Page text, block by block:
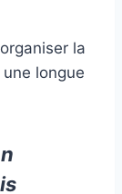
la
longue